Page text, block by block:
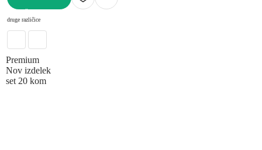
druge različice
Premium
Nov izdelek
set 20 kom